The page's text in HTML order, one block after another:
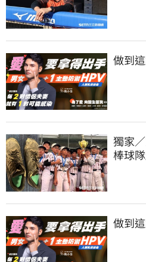
做到
獨家
棒球
做到